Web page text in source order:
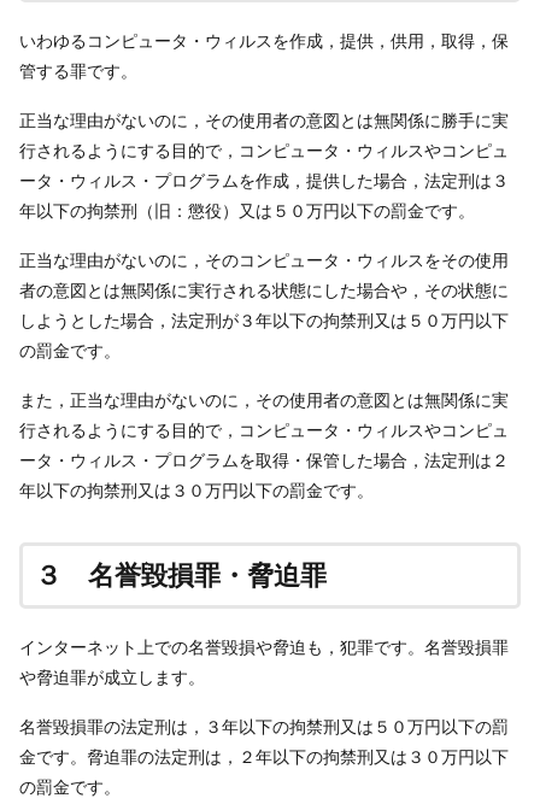
いわゆるコンピュータ・ウィルスを作成，提供，供用，取得，保
管する罪です。
正当な理由がないのに，その使用者の意図とは無関係に勝手に実
行されるようにする目的で，コンピュータ・ウィルスやコンピュ
ータ・ウィルス・プログラムを作成，提供した場合，法定刑は３
年以下の拘禁刑（旧：懲役）又は５０万円以下の罰金です。
正当な理由がないのに，そのコンピュータ・ウィルスをその使用
者の意図とは無関係に実行される状態にした場合や，その状態に
しようとした場合，法定刑が３年以下の拘禁刑又は５０万円以下
の罰金です。
また，正当な理由がないのに，その使用者の意図とは無関係に実
行されるようにする目的で，コンピュータ・ウィルスやコンピュ
ータ・ウィルス・プログラムを取得・保管した場合，法定刑は２
年以下の拘禁刑又は３０万円以下の罰金です。
３ 名誉毀損罪・脅迫罪
インターネット上での名誉毀損や脅迫も，犯罪です。名誉毀損罪
や脅迫罪が成立します。
名誉毀損罪の法定刑は，３年以下の拘禁刑又は５０万円以下の罰
金です。脅迫罪の法定刑は，２年以下の拘禁刑又は３０万円以下
の罰金です。